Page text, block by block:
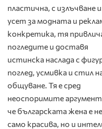
пластична, с излъчване и
усет за модната и
конкретика, тя
погледите и доставя
истинска наслада с
поглед, усмивка и стил
общуване. Тя е сред
неоспоримите
че българската жена е не
само красива, но и